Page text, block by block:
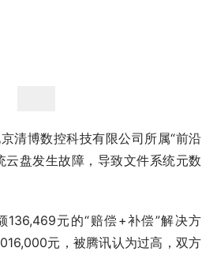
清博数控科技有限公司所属“前沿
云盘发生故障，导致文件系统元数
136,469元的“赔偿+补偿”解决方
元，被腾讯认为过高，双方